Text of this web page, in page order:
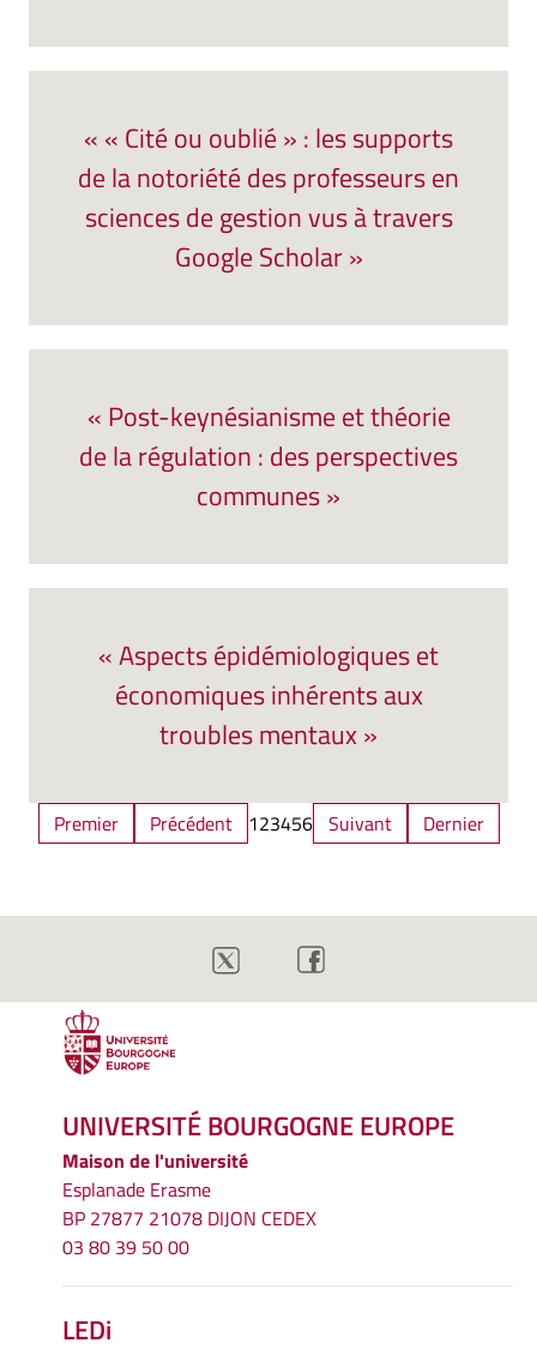
« « Cité ou oublié » : les supports
de la notoriété des professeurs en
sciences de gestion vus à travers
Google Scholar »
« Post-keynésianisme et théorie
de la régulation : des perspectives
communes »
« Aspects épidémiologiques et
économiques inhérents aux
troubles mentaux »
Premier Précédent 123456 Suivant Dernier
UNIVERSITÉ BOURGOGNE EUROPE
Maison de l'université
Esplanade Erasme
BP 27877 21078 DIJON CEDEX
03 80 39 50 00
LEDi